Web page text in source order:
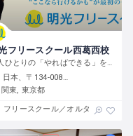
フリースクール西葛西校
日本、〒134-0088 東京都江戸川区西葛西６−１０−１４ 正栄ビル
関東
東京都
フリースクール／オルタナティブス